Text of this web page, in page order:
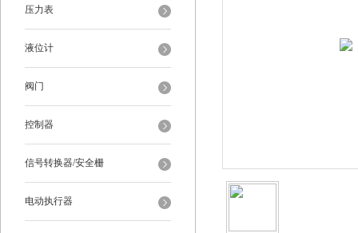
压力表
液位计
阀门
控制器
信号转换器/安全栅
电动执行器